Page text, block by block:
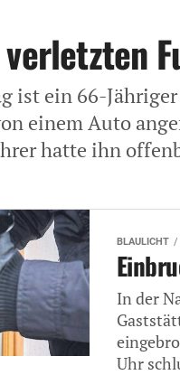
ist ein 66-
einem Auto
hatte ihn
BLAULICHT
In der
Uhr